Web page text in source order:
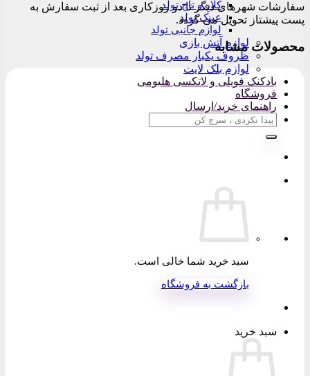
کلاه و تاج تولد
عینک تولد
لوازم جانبی تولد
لوازم آتش بازی
ظروف یکبار مصرف تولد
لوازم بلک لایت
بادکنک فویلی و لاتکسی هلیومی
فروشگاه
راهنمای خرید/ارسال
جستجو
سبد خرید شما خالی است.
بازگشت به فروشگاه
سبد خرید
سفارشات شهرهای دیگر تا دو روزکاری بعد از ثبت سفارش به
پست پیشتاز تحویل می گردد.
محصولات مشابه